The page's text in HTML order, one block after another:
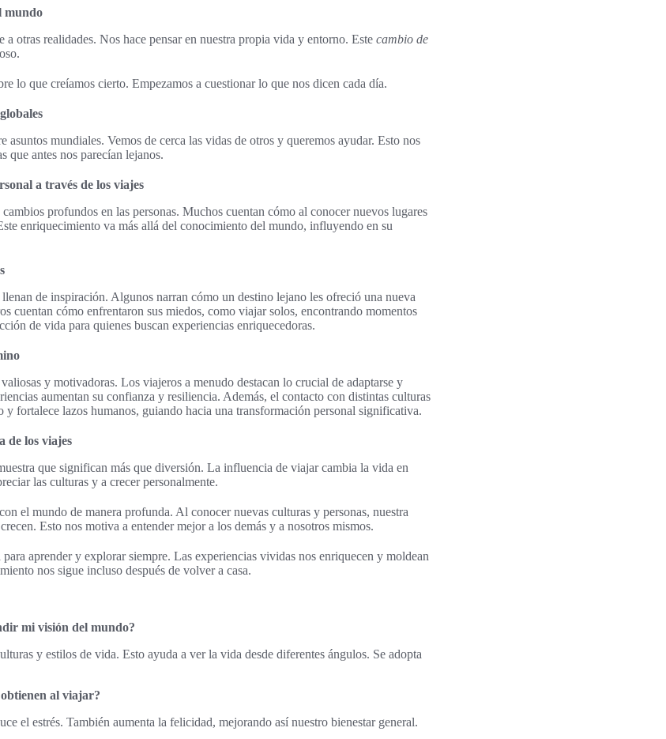
mundo
a otras realidades. Nos hace pensar en nuestra propia vida y entorno. Este cambio de
lo que creíamos cierto. Empezamos a cuestionar lo que nos dicen cada día.
asuntos mundiales. Vemos de cerca las vidas de otros y queremos ayudar. Esto nos
que antes nos parecían lejanos.
a través de los viajes
profundos en las personas. Muchos cuentan cómo al conocer nuevos lugares
enriquecimiento va más allá del conocimiento del mundo, influyendo en su
de inspiración. Algunos narran cómo un destino lejano les ofreció una nueva
cuentan cómo enfrentaron sus miedos, como viajar solos, encontrando momentos
de vida para quienes buscan experiencias enriquecedoras.
y motivadoras. Los viajeros a menudo destacan lo crucial de adaptarse y
aumentan su confianza y resiliencia. Además, el contacto con distintas culturas
y fortalece lazos humanos, guiando hacia una transformación personal significativa.
de los viajes
que significan más que diversión. La influencia de viajar cambia la vida en
las culturas y a crecer personalmente.
el mundo de manera profunda. Al conocer nuevas culturas y personas, nuestra
Esto nos motiva a entender mejor a los demás y a nosotros mismos.
aprender y explorar siempre. Las experiencias vividas nos enriquecen y moldean
nos sigue incluso después de volver a casa.
mi visión del mundo?
y estilos de vida. Esto ayuda a ver la vida desde diferentes ángulos. Se adopta
obtienen al viajar?
el estrés. También aumenta la felicidad, mejorando así nuestro bienestar general.